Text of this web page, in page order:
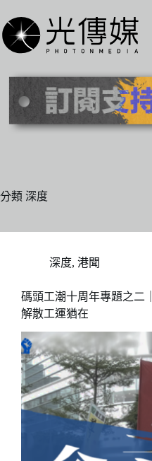
至
主
內
分類 深度
深度, 港聞
碼頭工潮十周年專題之二
解散工運猶在